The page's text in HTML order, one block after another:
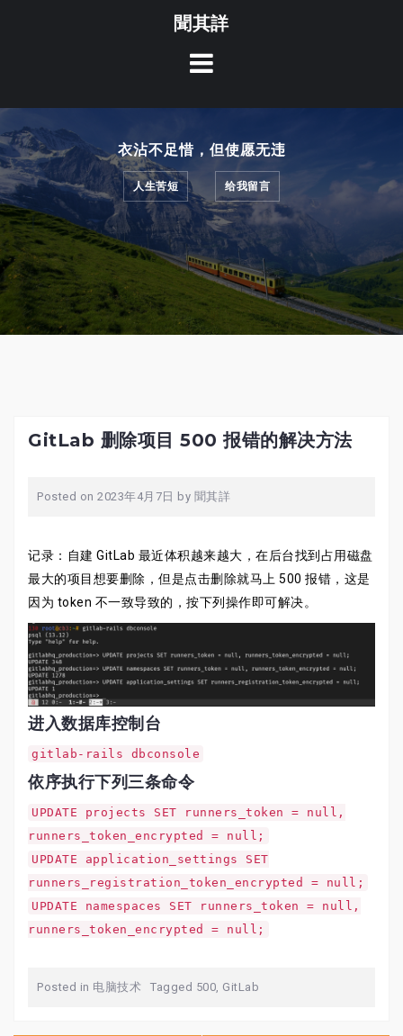
聞其詳
衣沾不足惜，但使愿无违
人生苦短 给我留言
GitLab 删除项目 500 报错的解决方法
Posted on 2023年4月7日 by 聞其詳
记录：自建 GitLab 最近体积越来越大，在后台找到占用磁盘
最大的项目想要删除，但是点击删除就马上 500 报错，这是
因为 token 不一致导致的，按下列操作即可解决。
进入数据库控制台
gitlab-rails dbconsole
依序执行下列三条命令
UPDATE projects SET runners_token = null,
runners_token_encrypted = null;
UPDATE application_settings SET
runners_registration_token_encrypted = null;
UPDATE namespaces SET runners_token = null,
runners_token_encrypted = null;
Posted in 电脑技术 Tagged 500, GitLab